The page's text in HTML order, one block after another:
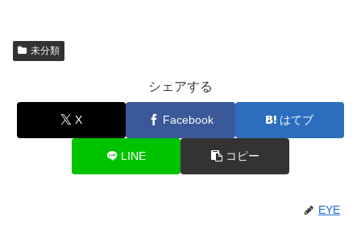
未分類
シェアする
X Facebook はてブ
LINE コピー
EYE